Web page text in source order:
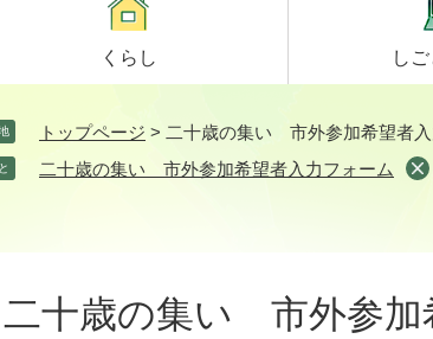
くらし しご
トップページ > 二十歳の集い 市外参加希望者入
二十歳の集い 市外参加希望者入力フォーム
二十歳の集い 市外参加